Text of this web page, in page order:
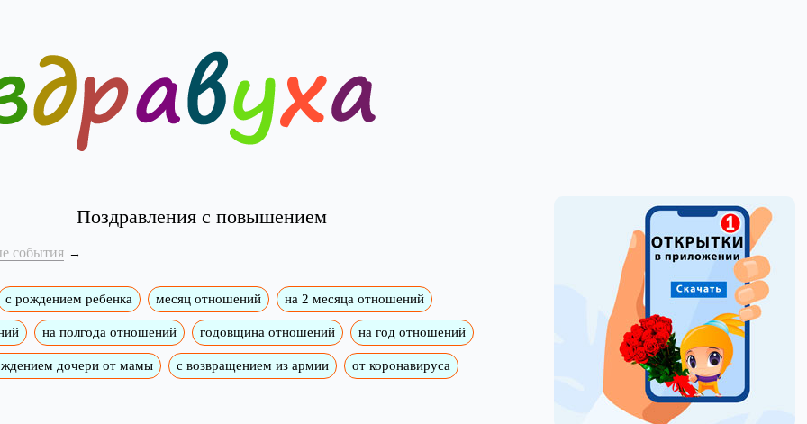
Поздравления с повышением
события
с рождением ребенка месяц отношений на 2 месяца отношений
на полгода отношений годовщина отношений на год отношений
дочери от мамы с возвращением из армии от коронавируса